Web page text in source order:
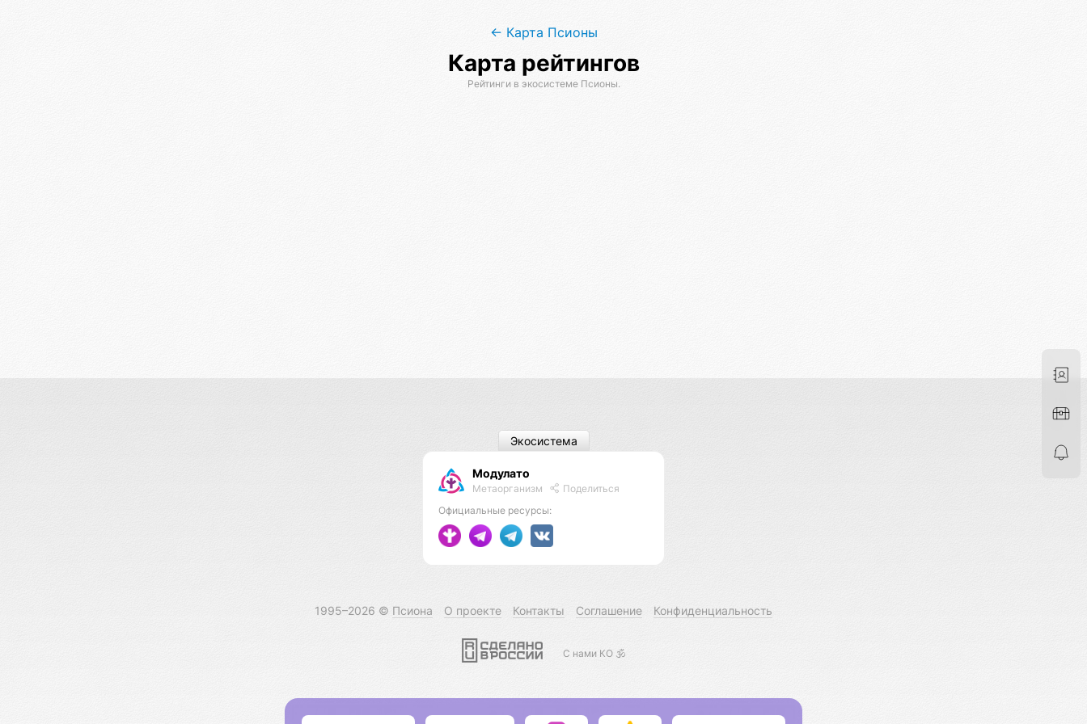
← Карта Псионы
Карта рейтингов
Рейтинги в экосистеме Псионы.
Модулато
Метаорганизм
Поделиться
Официальные ресурсы:
Экосистема
1995–2026 © Псиона О проекте Контакты Соглашение Конфиденциальность
С нами КО 🕉️